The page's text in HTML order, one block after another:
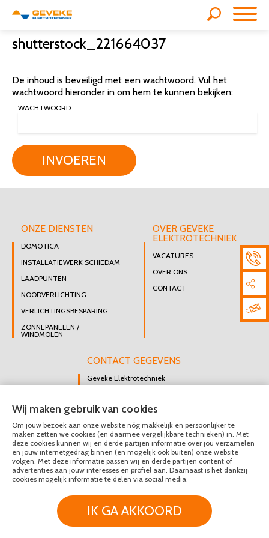
shutterstock_221664037
De inhoud is beveiligd met een wachtwoord. Vul het
wachtwoord hieronder in om hem te kunnen bekijken:
WACHTWOORD:
INVOEREN
ONZE DIENSTEN
DOMOTICA
INSTALLATIEWERK SCHIEDAM
LAADPUNTEN
NOODVERLICHTING
VERLICHTINGSBESPARING
ZONNEPANELEN /
WINDMOLEN
OVER GEVEKE
ELEKTROTECHNIEK
VACATURES
OVER ONS
CONTACT
CONTACT GEGEVENS
Geveke Elektrotechniek
3112 GK Schiedam
DIRECT CONTACT
OPNEMEN
010 426 8447
MAIL ONS
© Geveke Elektrotechniek 2020 - 2026
Algemene Voorwaarden
Wij maken gebruik van cookies
Om jouw bezoek aan onze website nóg makkelijk en persoonlijker te
maken zetten we cookies (en daarmee vergelijkbare technieken) in. Met
deze cookies kunnen wij en derde partijen informatie over jou verzamelen
en jouw internetgedrag binnen (en mogelijk ook buiten) onze website
volgen. Met deze informatie passen wij en derde partijen content of
advertenties aan jouw interesses en profiel aan. Daarnaast is het dankzij
cookies mogelijk informatie te delen via social media.
IK GA AKKOORD